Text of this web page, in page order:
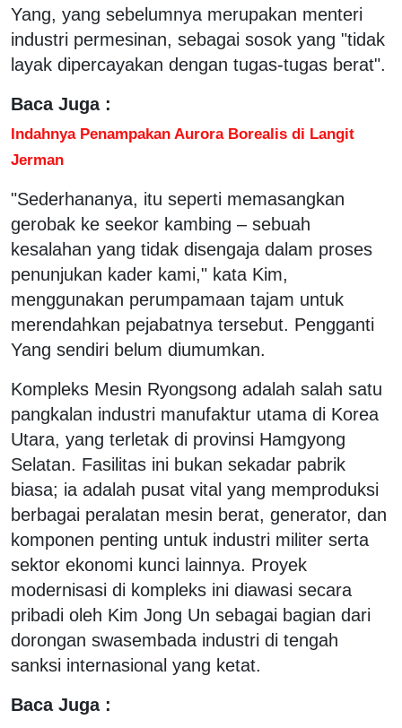
Yang, yang sebelumnya merupakan menteri
industri permesinan, sebagai sosok yang "tidak
layak dipercayakan dengan tugas-tugas berat".
Baca Juga :
Indahnya Penampakan Aurora Borealis di Langit
Jerman
"Sederhananya, itu seperti memasangkan
gerobak ke seekor kambing – sebuah
kesalahan yang tidak disengaja dalam proses
penunjukan kader kami," kata Kim,
menggunakan perumpamaan tajam untuk
merendahkan pejabatnya tersebut. Pengganti
Yang sendiri belum diumumkan.
Kompleks Mesin Ryongsong adalah salah satu
pangkalan industri manufaktur utama di Korea
Utara, yang terletak di provinsi Hamgyong
Selatan. Fasilitas ini bukan sekadar pabrik
biasa; ia adalah pusat vital yang memproduksi
berbagai peralatan mesin berat, generator, dan
komponen penting untuk industri militer serta
sektor ekonomi kunci lainnya. Proyek
modernisasi di kompleks ini diawasi secara
pribadi oleh Kim Jong Un sebagai bagian dari
dorongan swasembada industri di tengah
sanksi internasional yang ketat.
Baca Juga :